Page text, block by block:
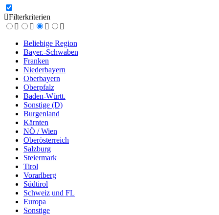
Filterkriterien
Beliebige Region
Bayer.-Schwaben
Franken
Niederbayern
Oberbayern
Oberpfalz
Baden-Württ.
Sonstige (D)
Burgenland
Kärnten
NÖ / Wien
Oberösterreich
Salzburg
Steiermark
Tirol
Vorarlberg
Südtirol
Schweiz und FL
Europa
Sonstige